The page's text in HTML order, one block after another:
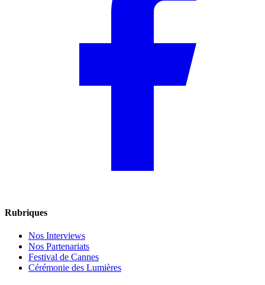
Rubriques
Nos Interviews
Nos Partenariats
Festival de Cannes
Cérémonie des Lumières